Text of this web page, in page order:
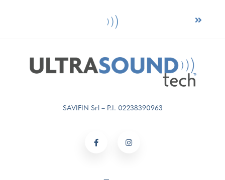
SAVIFIN Srl – P.I. 02238390963